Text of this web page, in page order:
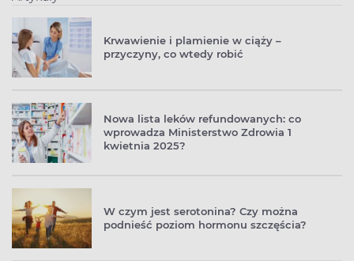
Krwawienie i plamienie w ciąży –
przyczyny, co wtedy robić
Nowa lista leków refundowanych: co
wprowadza Ministerstwo Zdrowia 1
kwietnia 2025?
W czym jest serotonina? Czy można
podnieść poziom hormonu szczęścia?